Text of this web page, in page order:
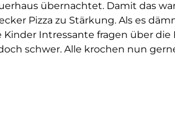
übernachtet. Damit das
Pizza zu Stärkung. Als es
Intressante fragen über
schwer. Alle krochen nun